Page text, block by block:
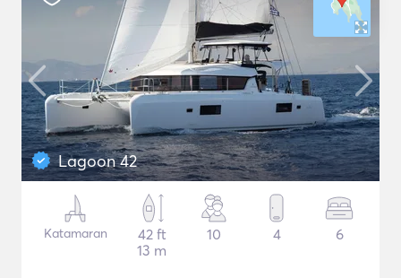
Lagoon 42
Katamaran
42 ft
13 m
10 4 6